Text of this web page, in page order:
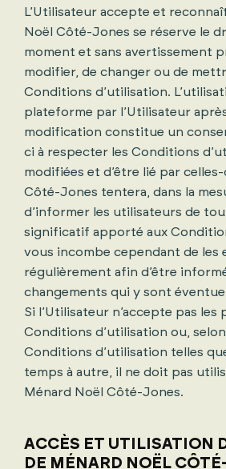
L’Utilisateur accepte et
Noël Côté-Jones se réserve le
moment et sans avertissement
modifier, de changer ou de
Conditions d’utilisation.
plateforme par l’Utilisateur
modification constitue un
ci à respecter les Conditions
modifiées et d’être lié par celles-
Côté-Jones tentera, dans la
d’informer les utilisateurs de
significatif apporté aux
vous incombe cependant de les
régulièrement afin d’être
changements qui y sont
Si l’Utilisateur n’accepte pas les
Conditions d’utilisation ou, selon
Conditions d’utilisation telles
temps à autre, il ne doit pas
Ménard Noël Côté-Jones.
ACCÈS ET UTILISATION
DE MÉNARD NOËL